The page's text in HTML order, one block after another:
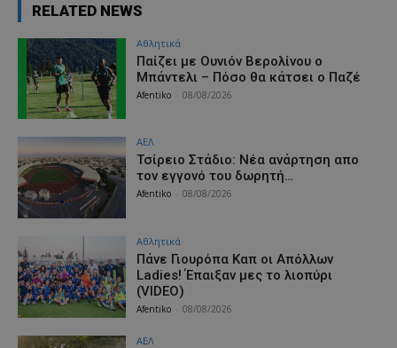
RELATED NEWS
Αθλητικά
Παίζει με Ουνιόν Βερολίνου ο
Μπάντελι – Πόσο θα κάτσει ο Παζέ
Afentiko 08/08/2026
ΑΕΛ
Τσίρειο Στάδιο: Νέα ανάρτηση απο
τον εγγονό του δωρητή…
Afentiko 08/08/2026
Αθλητικά
Πάνε Γιουρόπα Καπ oι Απόλλων
Ladies! Έπαιξαν μες το λιοπύρι
(VIDEO)
Afentiko 08/08/2026
ΑΕΛ